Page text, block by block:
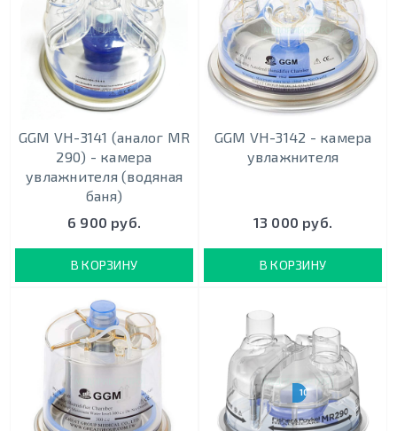
GGM VH-3141 (аналог MR
290) - камера
увлажнителя (водяная
баня)
6 900 руб.
В КОРЗИНУ
GGM VH-3142 - камера
увлажнителя
13 000 руб.
В КОРЗИНУ
10 ШТУК